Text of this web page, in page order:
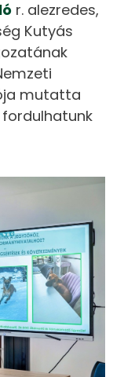
r. alezredes,
Kutyás
mutatta
fordulhatunk